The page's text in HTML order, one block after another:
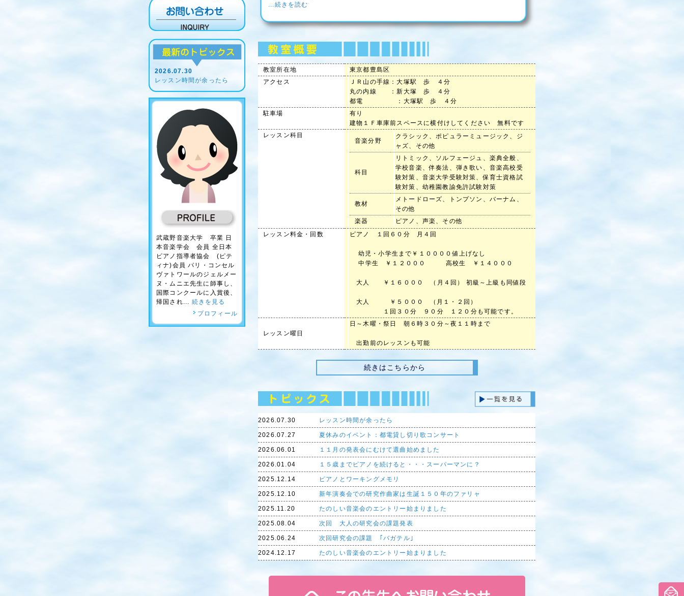
2026.07.30
レッスン時間が余ったら
武蔵野音楽大学 卒業 日
本音楽学会 会員 全日本
ピアノ指導者協会 (ピテ
ィナ)会員 パリ・コンセル
ヴァトワールのジェルメー
ヌ・ムニエ先生に師事し、
国際コンクールに入賞後、
帰国され... 続きを見る
プロフィール
...続きを読む
教室所在地
東京都豊島区
アクセス
ＪＲ山の手線：大塚駅 歩 ４分
丸の内線 ：新大塚 歩 ４分
都電 ：大塚駅 歩 ４分
駐車場
有り
建物１Ｆ車庫前スペースに横付けしてください 無料です
レッスン科目
音楽分野
クラシック、ポピュラーミュージック、ジ
ャズ、その他
科目
リトミック、ソルフェージュ、楽典全般、
学校音楽、伴奏法、弾き歌い、音楽高校受
験対策、音楽大学受験対策、保育士資格試
験対策、幼稚園教諭免許試験対策
教材
メトードローズ、トンプソン、バーナム、
その他
楽器
ピアノ、声楽、その他
レッスン料金・回数
ピアノ １回６０分 月４回
幼児・小学生まで￥１００００値上げなし
中学生 ￥１２０００ 高校生 ￥１４０００
大人 ￥１６０００ （月４回） 初級～上級も同値段
大人 ￥５０００ （月１・２回）
１回３０分 ９０分 １２０分も可能です。
レッスン曜日
日～木曜・祭日 朝６時３０分～夜１１時まで
出勤前のレッスンも可能
続きはこちらから
2026.07.30 レッスン時間が余ったら
2026.07.27 夏休みのイベント：都電貸し切り歌コンサート
2026.06.01 １１月の発表会にむけて選曲始めました
2026.01.04 １５歳までピアノを続けると・・・スーパーマンに？
2025.12.14 ピアノとワーキングメモリ
2025.12.10 新年演奏会での研究作曲家は生誕１５０年のファリャ
2025.11.20 たのしい音楽会のエントリー始まりました
2025.08.04 次回 大人の研究会の課題発表
2025.06.24 次回研究会の課題 ｢バガテル｣
2024.12.17 たのしい音楽会のエントリー始まりました